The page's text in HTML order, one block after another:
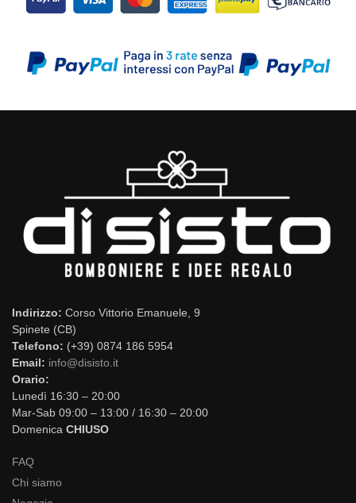
Indirizzo: Corso Vittorio Emanuele, 9
Spinete (CB)
Telefono: (+39) 0874 186 5954
Email: info@disisto.it
Orario:
Lunedì 16:30 – 20:00
Mar-Sab 09:00 – 13:00 / 16:30 – 20:00
Domenica CHIUSO
FAQ
Chi siamo